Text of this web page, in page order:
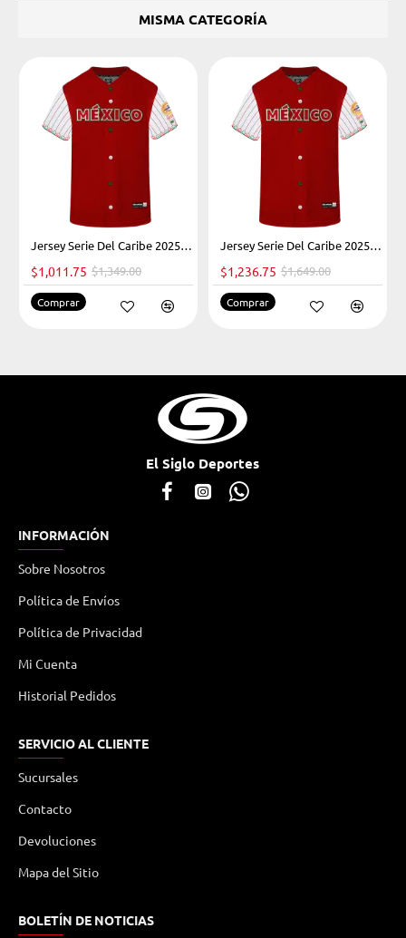
MISMA CATEGORÍA
-25%Jersey Serie Del Caribe 2025 Rojo Infantil
$1,011.75 $1,349.00
Comprar
-25%Jersey Serie Del Caribe 2025 Rojo Caballero
$1,236.75 $1,649.00
Comprar
El Siglo Deportes
INFORMACIÓN
Sobre Nosotros
Política de Envíos
Política de Privacidad
Mi Cuenta
Historial Pedidos
SERVICIO AL CLIENTE
Sucursales
Contacto
Devoluciones
Mapa del Sitio
BOLETÍN DE NOTICIAS